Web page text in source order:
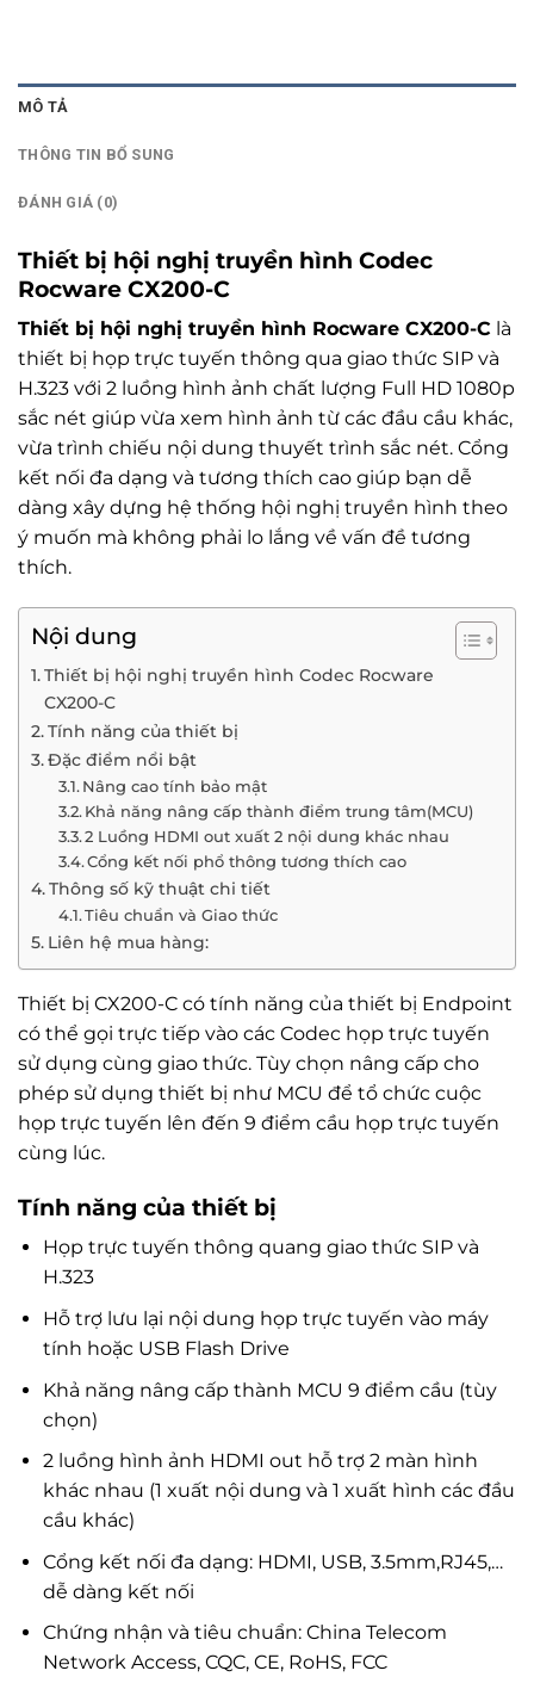
MÔ TẢ
THÔNG TIN BỔ SUNG
ĐÁNH GIÁ (0)
Thiết bị hội nghị truyền hình Codec
Rocware CX200-C
Thiết bị hội nghị truyền hình Rocware CX200-C là
thiết bị họp trực tuyến thông qua giao thức SIP và
H.323 với 2 luồng hình ảnh chất lượng Full HD 1080p
sắc nét giúp vừa xem hình ảnh từ các đầu cầu khác,
vừa trình chiếu nội dung thuyết trình sắc nét. Cổng
kết nối đa dạng và tương thích cao giúp bạn dễ
dàng xây dựng hệ thống hội nghị truyền hình theo
ý muốn mà không phải lo lắng về vấn đề tương
thích.
Nội dung
Thiết bị hội nghị truyền hình Codec Rocware
CX200-C
Tính năng của thiết bị
Đặc điểm nổi bật
Nâng cao tính bảo mật
Khả năng nâng cấp thành điểm trung tâm(MCU)
2 Luồng HDMI out xuất 2 nội dung khác nhau
Cổng kết nối phổ thông tương thích cao
Thông số kỹ thuật chi tiết
Tiêu chuẩn và Giao thức
Liên hệ mua hàng:
Thiết bị CX200-C có tính năng của thiết bị Endpoint
có thể gọi trực tiếp vào các Codec họp trực tuyến
sử dụng cùng giao thức. Tùy chọn nâng cấp cho
phép sử dụng thiết bị như MCU để tổ chức cuộc
họp trực tuyến lên đến 9 điểm cầu họp trực tuyến
cùng lúc.
Tính năng của thiết bị
Họp trực tuyến thông quang giao thức SIP và
H.323
Hỗ trợ lưu lại nội dung họp trực tuyến vào máy
tính hoặc USB Flash Drive
Khả năng nâng cấp thành MCU 9 điểm cầu (tùy
chọn)
2 luồng hình ảnh HDMI out hỗ trợ 2 màn hình
khác nhau (1 xuất nội dung và 1 xuất hình các đầu
cầu khác)
Cổng kết nối đa dạng: HDMI, USB, 3.5mm,RJ45,…
dễ dàng kết nối
Chứng nhận và tiêu chuẩn: China Telecom
Network Access, CQC, CE, RoHS, FCC